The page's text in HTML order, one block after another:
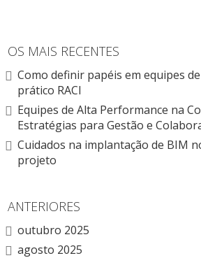
OS MAIS RECENTES
Como definir papéis em equipes
prático RACI
Equipes de Alta Performance na
Estratégias para Gestão e
Cuidados na implantação de BIM
projeto
ANTERIORES
outubro 2025
agosto 2025